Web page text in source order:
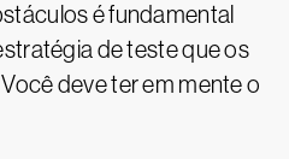
é fundamental
de teste que os
deve ter em mente o